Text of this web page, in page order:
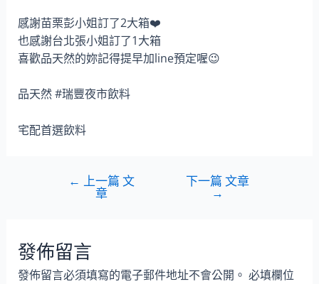
感謝苗栗彭小姐訂了2大箱❤️
也感謝台北張小姐訂了1大箱
喜歡品天然的妳記得提早加line預定喔😉
品天然 #瑞豐夜市飲料
宅配首選飲料
← 上一篇 文
章
下一篇 文章
→
發佈留言
發佈留言必須填寫的電子郵件地址不會公開。 必填欄位